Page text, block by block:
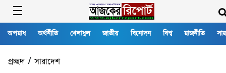
অপরাধ অর্থনীতি খেলাধুল জাতীয় বিনোদন বিশ্ব রাজনীতি
প্রচ্ছদ/সারাদেশ